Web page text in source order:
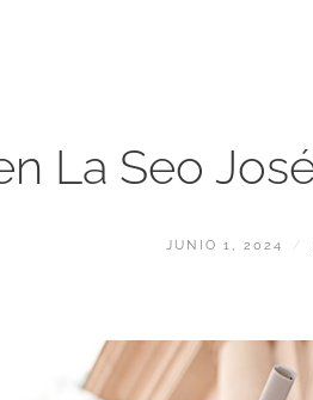
La Seo
PUBLICADO
JUNIO 1, 2024